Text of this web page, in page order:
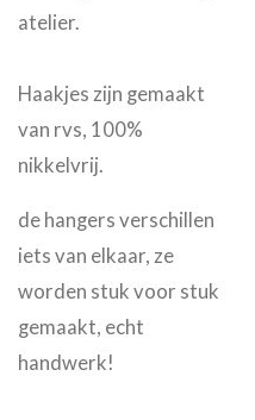
atelier.
Haakjes zijn gemaakt
van rvs, 100%
nikkelvrij.
de hangers verschillen
iets van elkaar, ze
worden stuk voor stuk
gemaakt, echt
handwerk!